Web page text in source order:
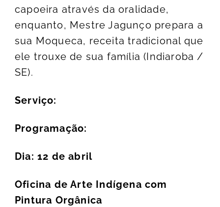
capoeira através da oralidade,
enquanto, Mestre Jagunço prepara a
sua Moqueca, receita tradicional que
ele trouxe de sua família (Indiaroba /
SE).
Serviço:
Programação:
Dia: 12 de abril
Oficina de Arte Indígena com
Pintura Orgânica